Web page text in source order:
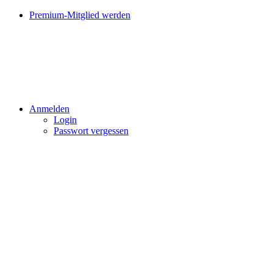
Premium-Mitglied werden
Anmelden
Login
Passwort vergessen